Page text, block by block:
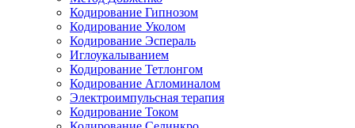
Кодирование Гипнозом
Кодирование Уколом
Кодирование Эспераль
Иглоукалыванием
Кодирование Тетлонгом
Кодирование Агломиналом
Электроимпульсная терапия
Кодирование Током